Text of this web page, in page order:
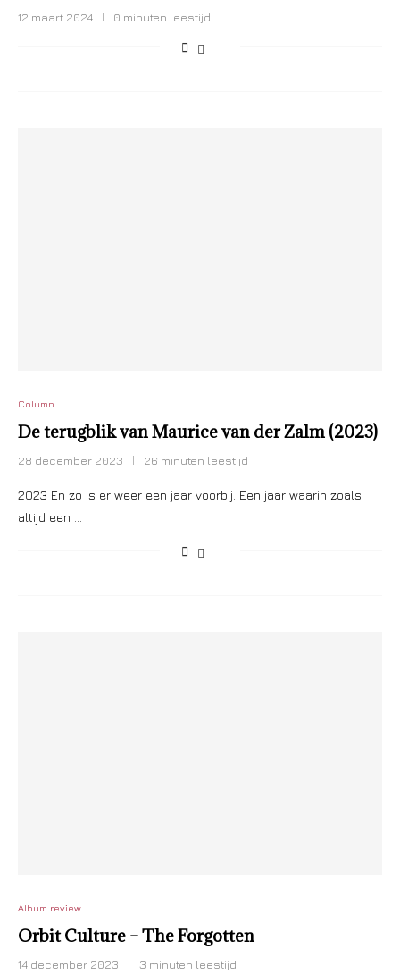
12 maart 2024 0 minuten leestijd
Column
De terugblik van Maurice van der Zalm (2023)
28 december 2023 26 minuten leestijd
2023 En zo is er weer een jaar voorbij. Een jaar waarin zoals
altijd een …
Album review
Orbit Culture – The Forgotten
14 december 2023 3 minuten leestijd